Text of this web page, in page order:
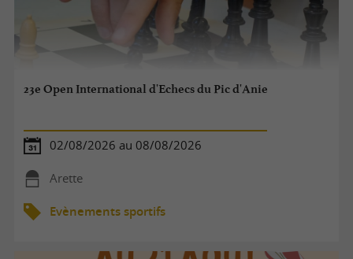
23e Open International d'Echecs du Pic d'Anie
02/08/2026 au 08/08/2026
Arette
Evènements sportifs